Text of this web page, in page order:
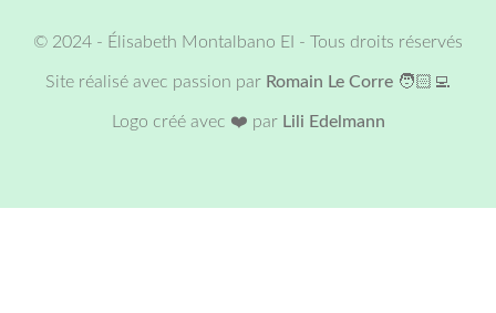
©️ 2024 - Élisabeth Montalbano EI - Tous droits réservés
Site réalisé avec passion par Romain Le Corre 🧑🏻‍💻
Logo créé avec ❤️ par Lili Edelmann